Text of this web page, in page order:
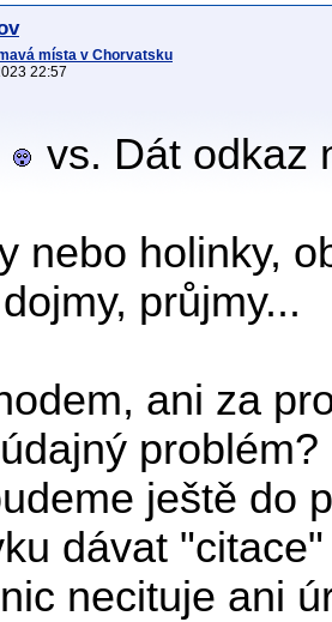
místa v Chorvatsku
22:57
vs. Dát odkaz
nebo holinky,
průjmy...
ani za
problém?
ještě do
dávat
necituje ani